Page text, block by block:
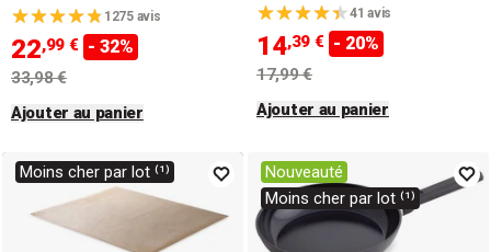
1275 avis
22,99 € - 32%
33,98 €
Ajouter au panier
41 avis
14,39 € - 20%
17,99 €
Ajouter au panier
Moins cher par lot ⁽¹⁾
Nouveauté
Moins cher par lot ⁽¹⁾